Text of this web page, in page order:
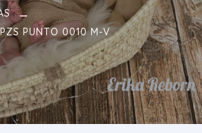
PUNTO 0010 M-V